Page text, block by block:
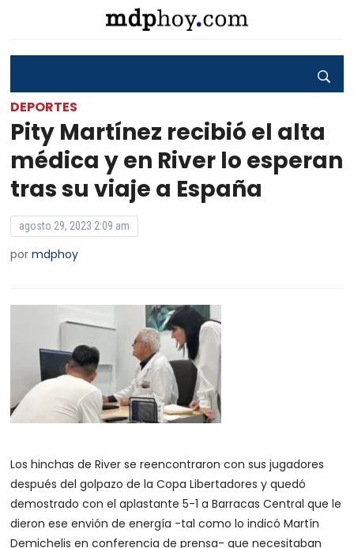
DEPORTES
Pity Martínez recibió el alta
médica y en River lo esperan
tras su viaje a España
agosto 29, 2023 2:09 am
pormdphoy
Los hinchas de River se reencontraron con sus jugadores
después del golpazo de la Copa Libertadores y quedó
demostrado con el aplastante 5-1 a Barracas Central que le
dieron ese envión de energía -tal como lo indicó Martín
Demichelis en conferencia de prensa- que necesitaban